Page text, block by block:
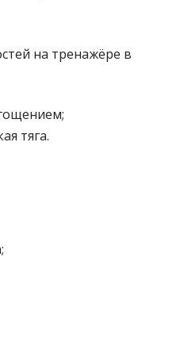
на тренажёре в
тяга.